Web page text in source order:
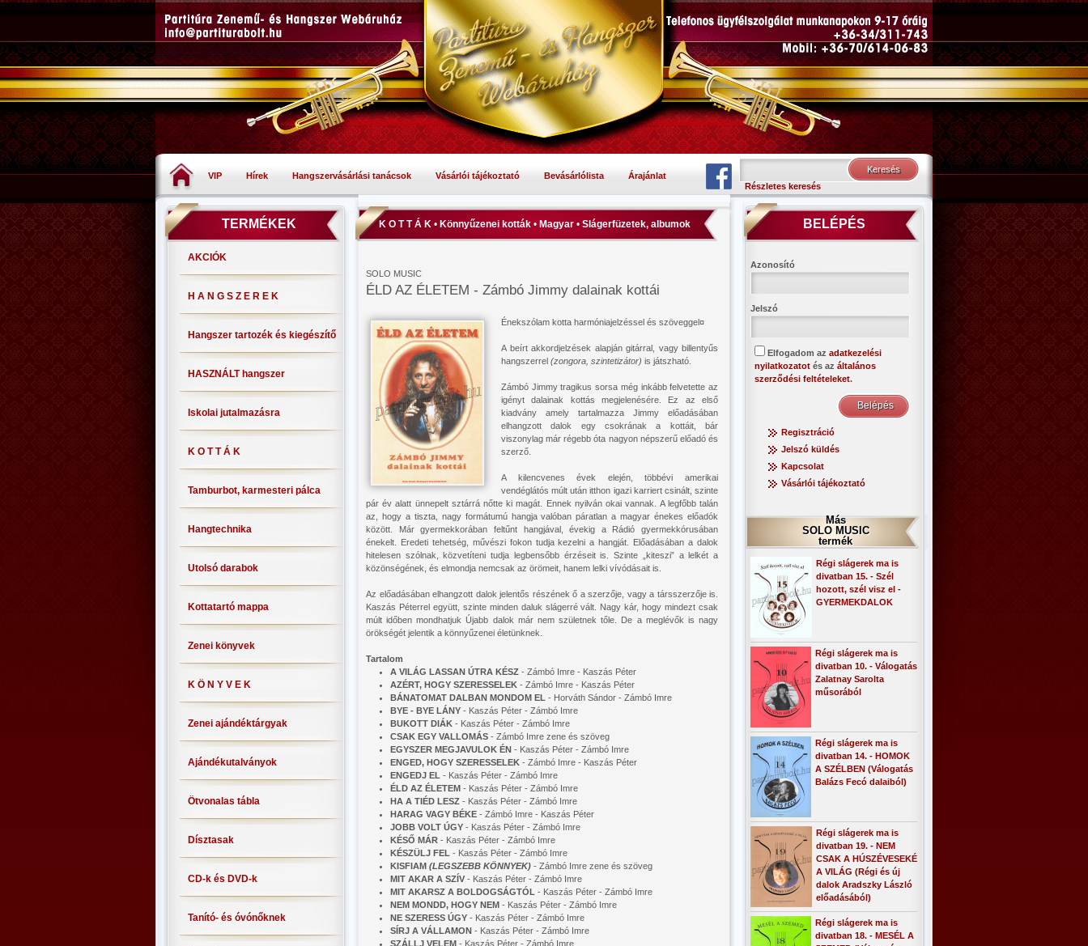
VIP Hírek Hangszervásárlási tanácsok Vásárlói tájékoztató Bevásárlólista
Árajánlat
Részletes keresés
TERMÉKEK
AKCIÓK
H A N G S Z E R E K
Hangszer tartozék és kiegészítő
HASZNÁLT hangszer
Iskolai jutalmazásra
K O T T Á K
Tamburbot, karmesteri pálca
Hangtechnika
Utolsó darabok
Kottatartó mappa
Zenei könyvek
K Ö N Y V E K
Zenei ajándéktárgyak
Ajándékutalványok
Ötvonalas tábla
Dísztasak
CD-k és DVD-k
Tanító- és óvónőknek
K O T T Á K • Könnyűzenei kották • Magyar • Slágerfüzetek, albumok
SOLO MUSIC
ÉLD AZ ÉLETEM - Zámbó Jimmy dalainak kottái
Énekszólam kotta harmóniajelzéssel és szöveggel¤
A beírt akkordjelzések alapján gitárral, vagy billentyűs
hangszerrel (zongora, szintetizátor) is játszható.
Zámbó Jimmy tragikus sorsa még inkább felvetette az
igényt dalainak kottás megjelenésére. Ez az első
kiadvány amely tartalmazza Jimmy előadásában
elhangzott dalok egy csokrának a kottáit, bár
viszonylag már régebb óta nagyon népszerű előadó és
szerző.
A kilencvenes évek elején, többévi amerikai
vendéglátós múlt után itthon igazi karriert csinált, szinte
pár év alatt ünnepelt sztárrá nőtte ki magát. Ennek nyilván okai vannak. A legfőbb talán
az, hogy a tiszta, nagy formátumú hangja valóban páratlan a magyar énekes előadók
között. Már gyermekkorában feltűnt hangjával, évekig a Rádió gyermekkórusában
énekelt. Eredeti tehetség, művészi fokon tudja kezelni a hangját. Előadásában a dalok
hitelesen szólnak, közvetíteni tudja legbensőbb érzéseit is. Szinte „kiteszi” a lelkét a
közönségének, és elmondja nemcsak az örömeit, hanem lelki vívódásait is.
Az előadásában elhangzott dalok jelentős részének ő a szerzője, vagy a társszerzője is.
Kaszás Péterrel együtt, szinte minden daluk slágerré vált. Nagy kár, hogy mindezt csak
múlt időben mondhatjuk Újabb dalok már nem születnek tőle. De a meglévők is nagy
örökségét jelentik a könnyűzenei életünknek.
Tartalom
A VILÁG LASSAN ÚTRA KÉSZ - Zámbó Imre - Kaszás Péter
AZÉRT, HOGY SZERESSELEK - Zámbó Imre - Kaszás Péter
BÁNATOMAT DALBAN MONDOM EL - Horváth Sándor - Zámbó Imre
BYE - BYE LÁNY - Kaszás Péter - Zámbó Imre
BUKOTT DIÁK - Kaszás Péter - Zámbó Imre
CSAK EGY VALLOMÁS - Zámbó Imre zene és szöveg
EGYSZER MEGJAVULOK ÉN - Kaszás Péter - Zámbó Imre
ENGED, HOGY SZERESSELEK - Zámbó Imre - Kaszás Péter
ENGEDJ EL - Kaszás Péter - Zámbó Imre
ÉLD AZ ÉLETEM - Kaszás Péter - Zámbó Imre
HA A TIÉD LESZ - Kaszás Péter - Zámbó Imre
HARAG VAGY BÉKE - Zámbó Imre - Kaszás Péter
JOBB VOLT ÚGY - Kaszás Péter - Zámbó Imre
KÉSŐ MÁR - Kaszás Péter - Zámbó Imre
KÉSZÜLJ FEL - Kaszás Péter - Zámbó Imre
KISFIAM (LEGSZEBB KÖNNYEK) - Zámbó Imre zene és szöveg
MIT AKAR A SZÍV - Kaszás Péter - Zámbó Imre
MIT AKARSZ A BOLDOGSÁGTÓL - Kaszás Péter - Zámbó Imre
NEM MONDD, HOGY NEM - Kaszás Péter - Zámbó Imre
NE SZERESS ÚGY - Kaszás Péter - Zámbó Imre
SÍRJ A VÁLLAMON - Kaszás Péter - Zámbó Imre
SZÁLLJ VELEM - Kaszás Péter - Zámbó Imre
BELÉPÉS
Azonosító
Jelszó
Elfogadom az adatkezelési
nyilatkozatot és az általános
szerződési feltételeket.
Regisztráció
Jelszó küldés
Kapcsolat
Vásárlói tájékoztató
Más
SOLO MUSIC
termék
Régi slágerek ma is
divatban 15. - Szél
hozott, szél visz el -
GYERMEKDALOK
Régi slágerek ma is
divatban 10. - Válogatás
Zalatnay Sarolta
műsorából
Régi slágerek ma is
divatban 14. - HOMOK
A SZÉLBEN (Válogatás
Balázs Fecó dalaiból)
Régi slágerek ma is
divatban 19. - NEM
CSAK A HÚSZÉVESEKÉ
A VILÁG (Régi és új
dalok Aradszky László
előadásából)
Régi slágerek ma is
divatban 18. - MESÉL A